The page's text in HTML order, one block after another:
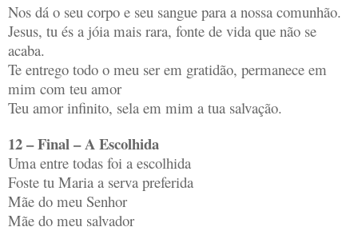
Nos dá o seu corpo e seu sangue para a nossa comunhão.
Jesus, tu és a jóia mais rara, fonte de vida que não se
acaba.
Te entrego todo o meu ser em gratidão, permanece em
mim com teu amor
Teu amor infinito, sela em mim a tua salvação.
12 – Final – A Escolhida
Uma entre todas foi a escolhida
Foste tu Maria a serva preferida
Mãe do meu Senhor
Mãe do meu salvador